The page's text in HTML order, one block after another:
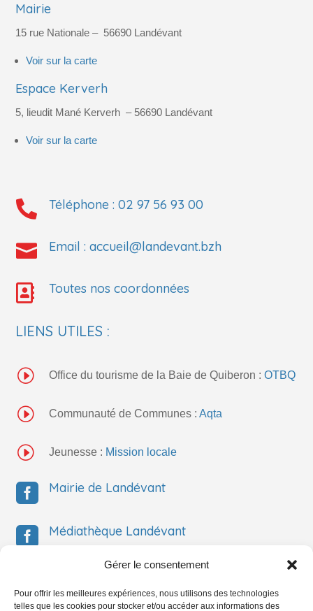
Gérer le consentement
Pour offrir les meilleures expériences, nous utilisons des technologies
telles que les cookies pour stocker et/ou accéder aux informations des
Mairie
15 rue Nationale – 56690 Landévant
Voir sur la carte
Espace Kerverh
5, lieudit Mané Kerverh – 56690 Landévant
Voir sur la carte
 Téléphone : 02 97 56 93 00
 Email : accueil@landevant.bzh
 Toutes nos coordonnées
LIENS UTILES :
I Office du tourisme de la Baie de Quiberon : OTBQ
I Communauté de Communes : Aqta
I Jeunesse : Mission locale
 Mairie de Landévant
 Médiathèque Landévant